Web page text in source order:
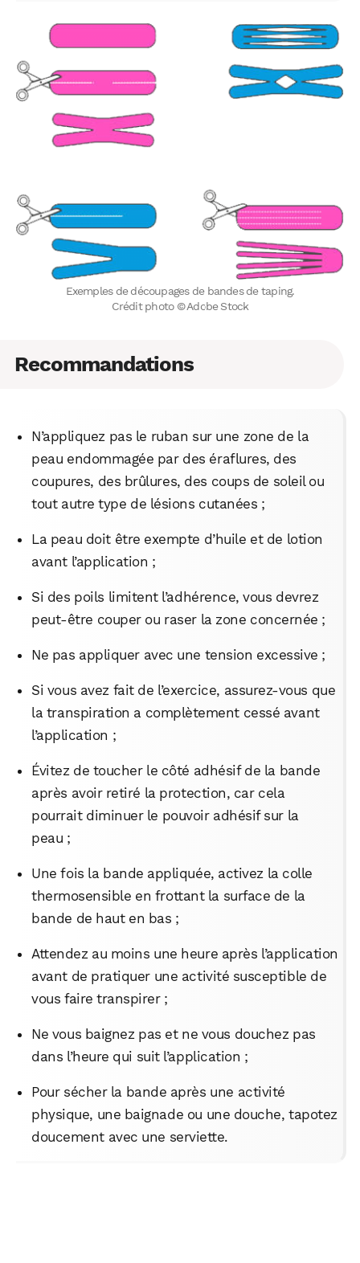
Exemples de découpages de bandes de taping.
Crédit photo © Adobe Stock
Recommandations
N’appliquez pas le ruban sur une zone de la
peau endommagée par des éraflures, des
coupures, des brûlures, des coups de soleil ou
tout autre type de lésions cutanées ;
La peau doit être exempte d’huile et de lotion
avant l’application ;
Si des poils limitent l’adhérence, vous devrez
peut-être couper ou raser la zone concernée ;
Ne pas appliquer avec une tension excessive ;
Si vous avez fait de l’exercice, assurez-vous que
la transpiration a complètement cessé avant
l’application ;
Évitez de toucher le côté adhésif de la bande
après avoir retiré la protection, car cela
pourrait diminuer le pouvoir adhésif sur la
peau ;
Une fois la bande appliquée, activez la colle
thermosensible en frottant la surface de la
bande de haut en bas ;
Attendez au moins une heure après l’application
avant de pratiquer une activité susceptible de
vous faire transpirer ;
Ne vous baignez pas et ne vous douchez pas
dans l’heure qui suit l’application ;
Pour sécher la bande après une activité
physique, une baignade ou une douche, tapotez
doucement avec une serviette.